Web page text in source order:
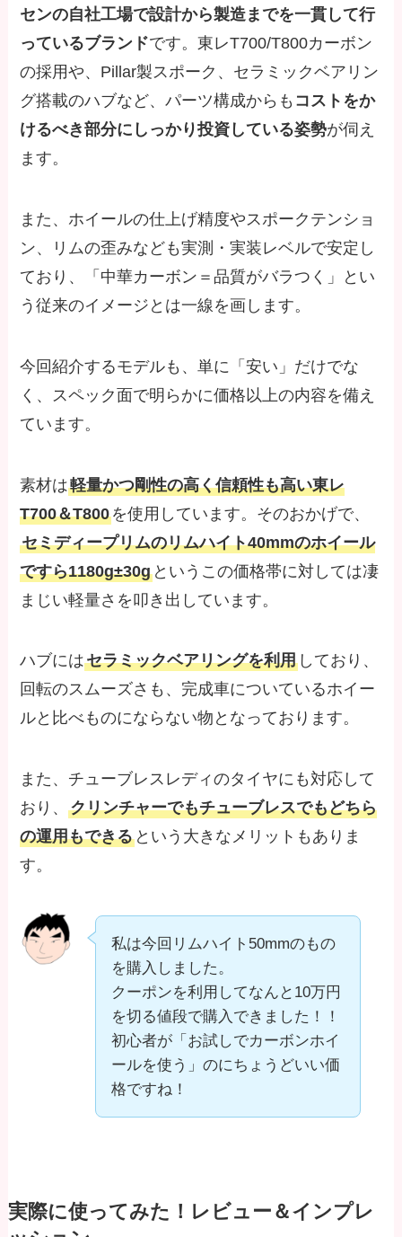
センの自社工場で設計から製造までを一貫して行
っているブランドです。東レT700/T800カーボン
の採用や、Pillar製スポーク、セラミックベアリン
グ搭載のハブなど、パーツ構成からも コストをか
けるべき部分にしっかり投資している姿勢が伺え
ます。
また、ホイールの仕上げ精度やスポークテンショ
ン、リムの歪みなども実測・実装レベルで安定し
ており、「中華カーボン＝品質がバラつく」とい
う従来のイメージとは一線を画します。
今回紹介するモデルも、単に「安い」だけでな
く、スペック面で明らかに価格以上の内容を備え
ています。
素材は軽量かつ剛性の高く信頼性も高い東レ
T700＆T800を使用しています。そのおかげで、
セミディープリムのリムハイト40mmのホイール
ですら1180g±30g というこの価格帯に対しては凄
まじい軽量さを叩き出しています。
ハブにはセラミックベアリングを利用 しており、
回転のスムーズさも、完成車についているホイー
ルと比べものにならない物となっております。
また、チューブレスレディのタイヤにも対応して
おり、クリンチャーでもチューブレスでもどちら
の運用もできる という大きなメリットもありま
す。
私は今回リムハイト50mmのもの
を購入しました。
クーポンを利用してなんと10万円
を切る値段で購入できました！！
初心者が「お試しでカーボンホイ
ールを使う」のにちょうどいい価
格ですね！
実際に使ってみた！レビュー＆インプレ